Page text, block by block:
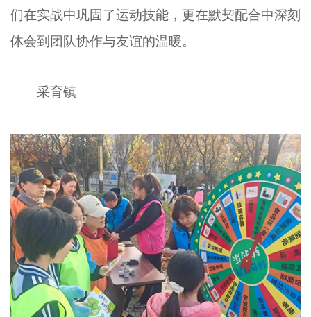
们在实战中巩固了运动技能，更在默契配合中深刻
体会到团队协作与友谊的温暖。
采育镇